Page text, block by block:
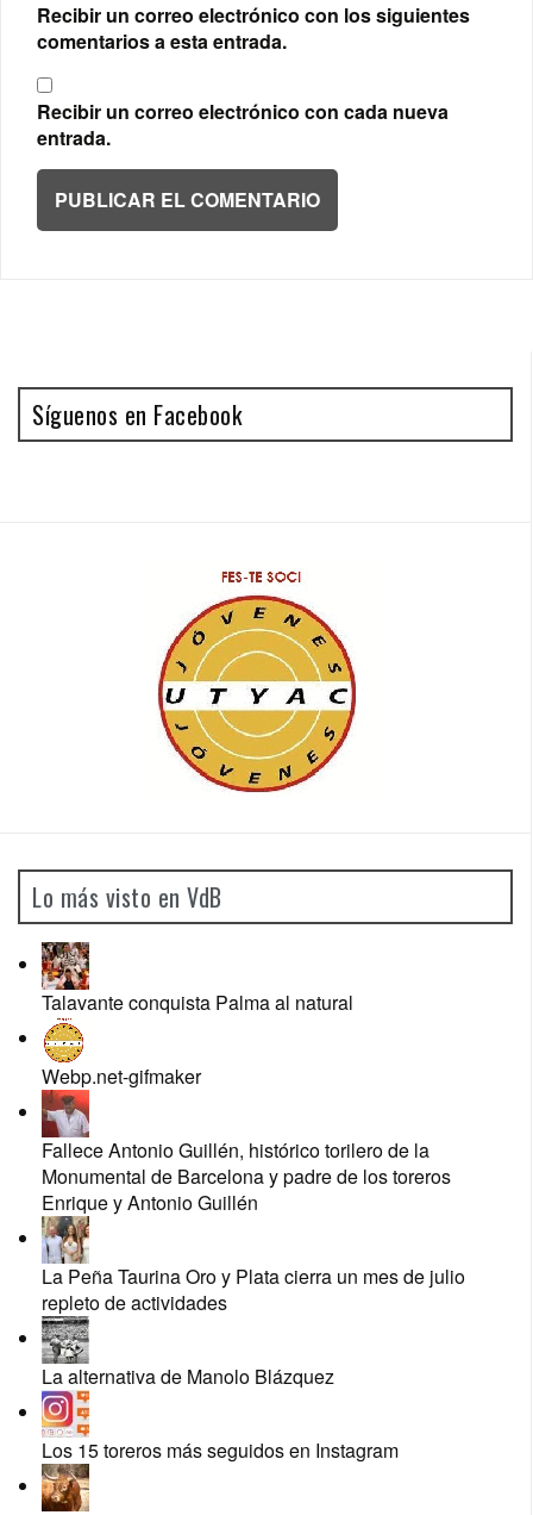
Recibir un correo electrónico con los siguientes
comentarios a esta entrada.
Recibir un correo electrónico con cada nueva
entrada.
Síguenos en Facebook
Lo más visto en VdB
Talavante conquista Palma al natural
Webp.net-gifmaker
Fallece Antonio Guillén, histórico torilero de la
Monumental de Barcelona y padre de los toreros
Enrique y Antonio Guillén
La Peña Taurina Oro y Plata cierra un mes de julio
repleto de actividades
La alternativa de Manolo Blázquez
Los 15 toreros más seguidos en Instagram